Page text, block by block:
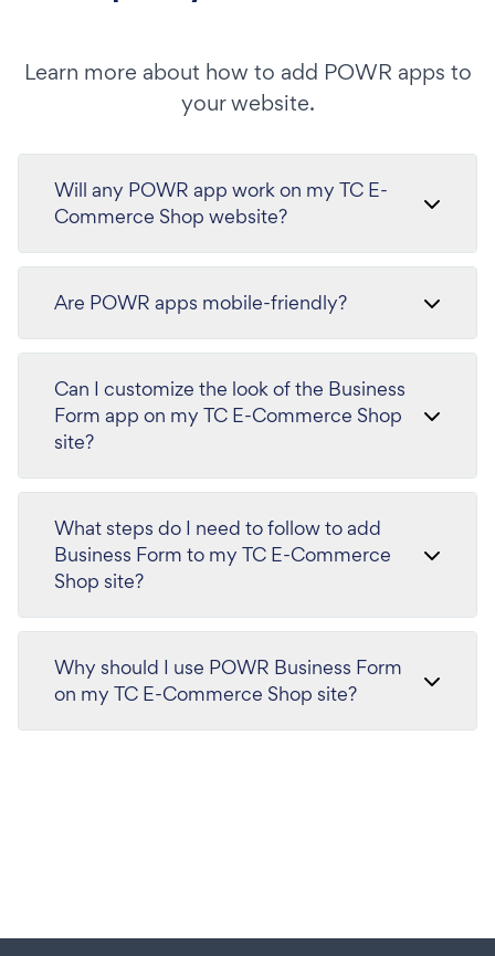
Learn more about how to add POWR apps to
your website.
Will any POWR app work on my TC E-
Commerce Shop website?
Are POWR apps mobile-friendly?
Can I customize the look of the Business
Form app on my TC E-Commerce Shop
site?
What steps do I need to follow to add
Business Form to my TC E-Commerce
Shop site?
Why should I use POWR Business Form
on my TC E-Commerce Shop site?